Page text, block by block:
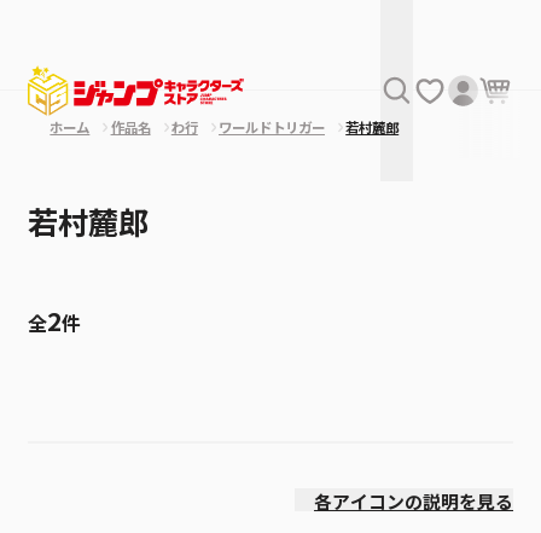
ホーム 作品名 わ行 ワールドトリガー 若村麓郎
若村麓郎
全2件
各アイコンの説明を見る